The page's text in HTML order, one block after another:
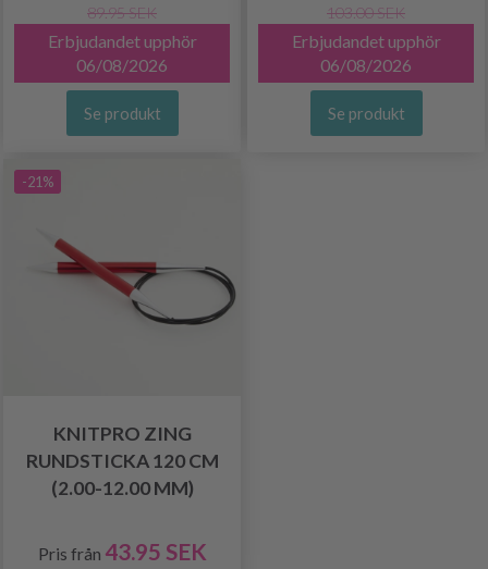
89.95 SEK
Erbjudandet upphör
06/08/2026
Se produkt
103.00 SEK
Erbjudandet upphör
06/08/2026
Se produkt
-21%
KNITPRO ZING
RUNDSTICKA 120 CM
(2.00-12.00 MM)
Pris från 43.95 SEK